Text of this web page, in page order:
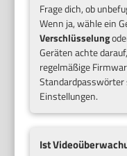
Frage dich, ob
Wenn ja, wähle ein
Verschlüsselung
Geräten achte
regelmäßige
Standardpasswörter
Einstellungen.
Ist